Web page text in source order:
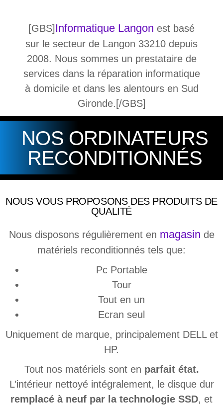
[GBS] Informatique Langon est basé
sur le secteur de Langon 33210 depuis
2008. Nous sommes un prestataire de
services dans la réparation informatique
à domicile et dans les alentours en Sud
Gironde.[/GBS]
NOS ORDINATEURS
RECONDITIONNÉS
NOUS VOUS PROPOSONS DES PRODUITS DE
QUALITÉ
Nous disposons régulièrement en magasin de
matériels reconditionnés tels que:
Pc Portable
Tour
Tout en un
Ecran seul
Uniquement de marque, principalement DELL et
HP.
Tout nos matériels sont en parfait état.
L’intérieur nettoyé intégralement, le disque dur
remplacé à neuf par la technologie SSD, et